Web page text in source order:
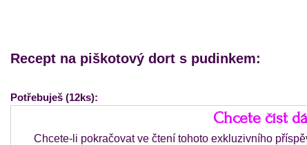
Recept na piškotový dort s pudinkem:
Potřebuješ (12ks):
Chcete číst
Chcete-li pokračovat ve čtení tohoto exkluzivního